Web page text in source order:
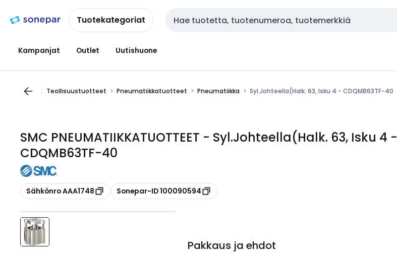
navigointiinsisältöönTuotekategoriat Haku
Kampanjat Outlet Uutishuone
Teollisuustuotteet Pneumatiikkatuotteet Pneumatiikka Syl.Johteella(Halk. 63, Isku 4 - CDQMB63TF-40
SMC PNEUMATIIKKATUOTTEET - Syl.Johteella(Halk. 63, Isku 4 -
CDQMB63TF-40
Kopioi
Sähkönro AAA1748 Kopioi
Sonepar-ID 100090594
Pakkaus ja ehdot